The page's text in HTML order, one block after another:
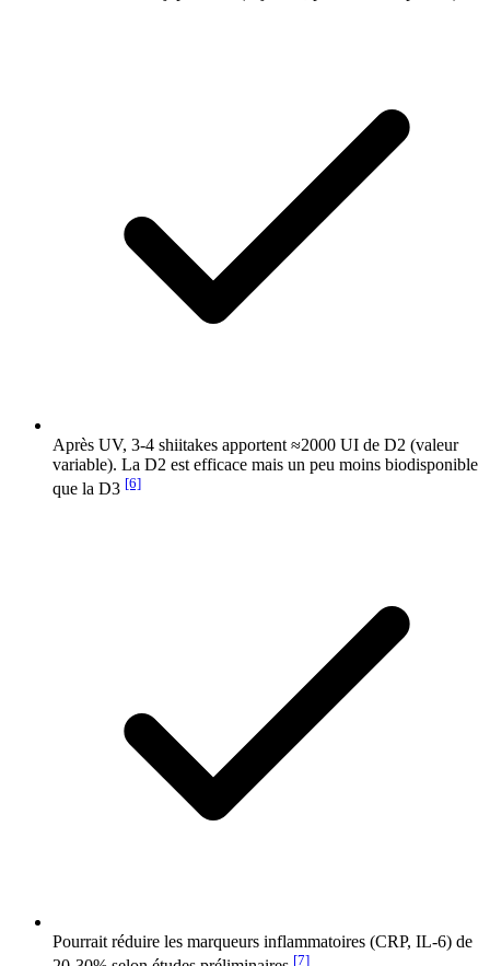
Après UV, 3-4 shiitakes apportent ≈2000 UI de D2 (valeur
variable). La D2 est efficace mais un peu moins biodisponible
que la D3 [6]
Pourrait réduire les marqueurs inflammatoires (CRP, IL-6) de
[7]